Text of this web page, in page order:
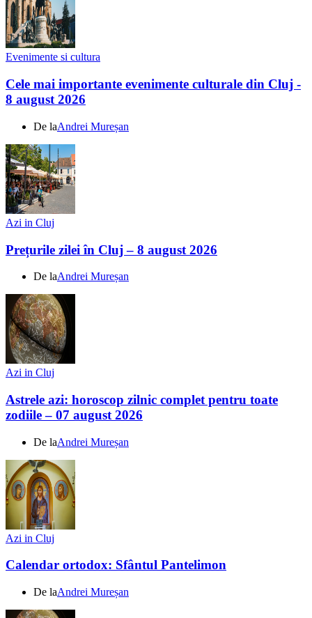
Evenimente si cultura
Cele mai importante evenimente culturale din Cluj -
8 august 2026
De laAndrei Mureșan
Azi in Cluj
Prețurile zilei în Cluj – 8 august 2026
De laAndrei Mureșan
Azi in Cluj
Astrele azi: horoscop zilnic complet pentru toate
zodiile – 07 august 2026
De laAndrei Mureșan
Azi in Cluj
Calendar ortodox: Sfântul Pantelimon
De laAndrei Mureșan